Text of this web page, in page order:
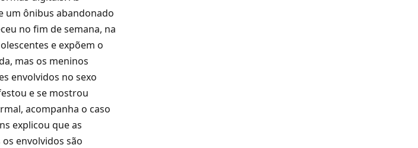
um ônibus abandonado
no fim de semana, na
e expõem o
mas os meninos
envolvidos no sexo
e se mostrou
acompanha o caso
explicou que as
envolvidos são